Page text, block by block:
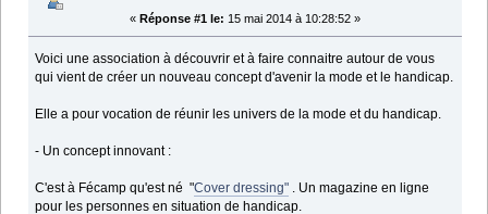
« Réponse #1 le: 15 mai 2014 à 10:28:52 »
Voici une association à découvrir et à faire connaitre autour de vous
qui vient de créer un nouveau concept d'avenir la mode et le handicap.
Elle a pour vocation de réunir les univers de la mode et du handicap.
- Un concept innovant :
C'est à Fécamp qu'est né "Cover dressing" . Un magazine en ligne
pour les personnes en situation de handicap.